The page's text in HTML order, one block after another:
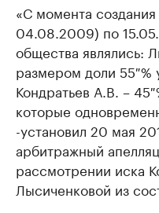
«С момента
04.08.2009) по
общества являлись:
размером доли 55 %
Кондратьев А.В. – 45
которые
-установил 20 мая
арбитражный
рассмотрении иска
Лысиченковой из